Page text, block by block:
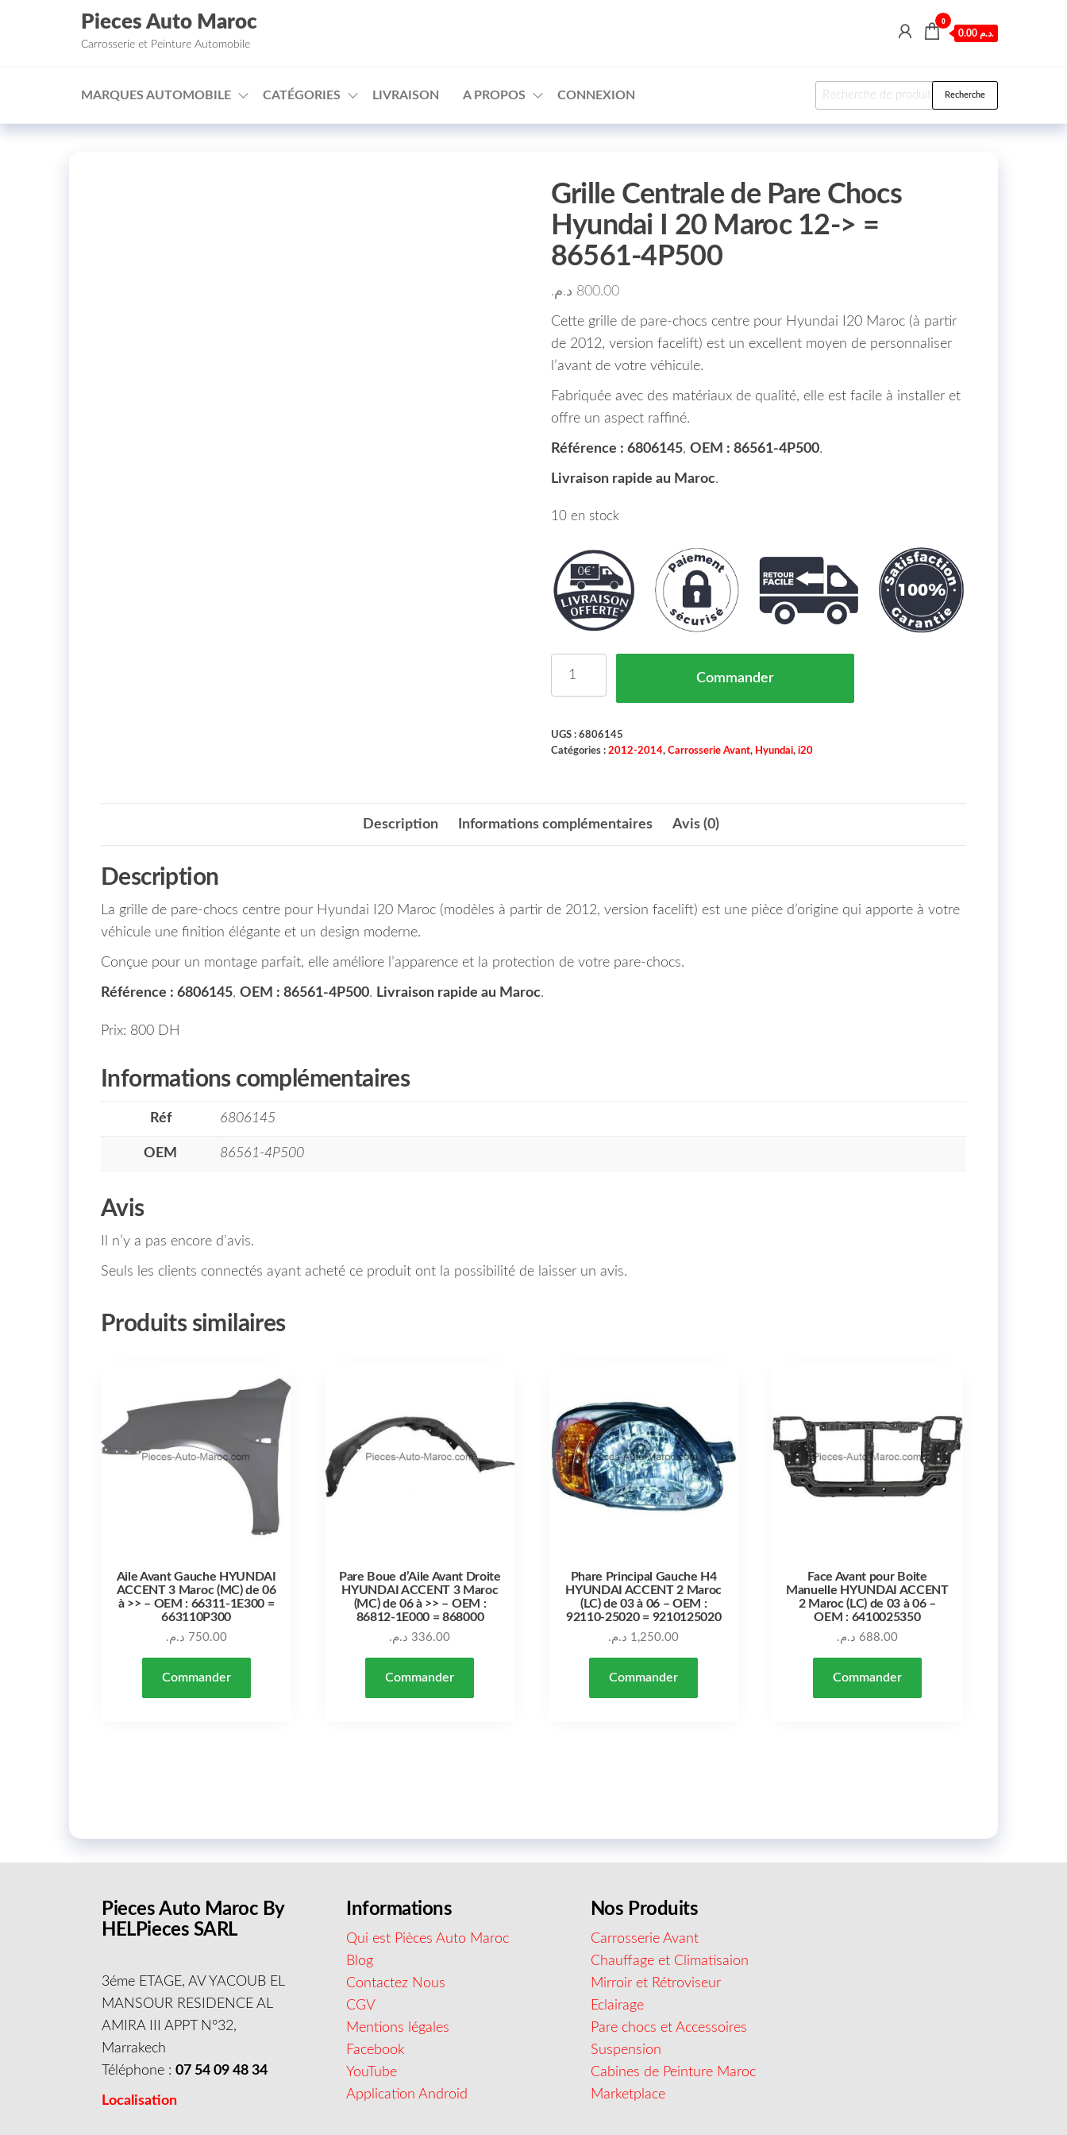
□
Aller au contenu
Pieces Auto Maroc
Carrosserie et Peinture Automobile
0
0.00 د.م.
MARQUES AUTOMOBILE CATÉGORIES LIVRAISON A PROPOS CONNEXION Recherche pour : Recherche
Grille Centrale de Pare Chocs
Hyundai I 20 Maroc 12-> =
86561-4P500
800.00 د.م.
Cette grille de pare-chocs centre pour Hyundai I20 Maroc (à partir
de 2012, version facelift) est un excellent moyen de personnaliser
l’avant de votre véhicule.
Fabriquée avec des matériaux de qualité, elle est facile à installer et
offre un aspect raffiné.
Référence : 6806145, OEM : 86561-4P500.
Livraison rapide au Maroc.
10 en stock
Commander
UGS : 6806145
Catégories : 2012-2014, Carrosserie Avant, Hyundai, i20
Description Informations complémentaires Avis (0)
Description
La grille de pare-chocs centre pour Hyundai I20 Maroc (modèles à partir de 2012, version facelift) est une pièce d’origine qui apporte à votre
véhicule une finition élégante et un design moderne.
Conçue pour un montage parfait, elle améliore l’apparence et la protection de votre pare-chocs.
Référence : 6806145, OEM : 86561-4P500. Livraison rapide au Maroc.
Prix: 800 DH
Informations complémentaires
Réf 6806145
OEM 86561-4P500
Avis
Il n’y a pas encore d’avis.
Seuls les clients connectés ayant acheté ce produit ont la possibilité de laisser un avis.
Produits similaires
Aile Avant Gauche HYUNDAI
ACCENT 3 Maroc (MC) de 06
à >> – OEM : 66311-1E300 =
663110P300
750.00 د.م.
Commander
Pare Boue d’Aile Avant Droite
HYUNDAI ACCENT 3 Maroc
(MC) de 06 à >> – OEM :
86812-1E000 = 868000
336.00 د.م.
Commander
Phare Principal Gauche H4
HYUNDAI ACCENT 2 Maroc
(LC) de 03 à 06 – OEM :
92110-25020 = 9210125020
1,250.00 د.م.
Commander
Face Avant pour Boite
Manuelle HYUNDAI ACCENT
2 Maroc (LC) de 03 à 06 –
OEM : 6410025350
688.00 د.م.
Commander
Pieces Auto Maroc By
HELPieces SARL
3éme ETAGE, AV YACOUB EL
MANSOUR RESIDENCE AL
AMIRA III APPT N°32,
Marrakech
Téléphone :07 54 09 48 34
Localisation
Informations
Qui est Pièces Auto Maroc
Blog
Contactez Nous
CGV
Mentions légales
Facebook
YouTube
Application Android
Nos Produits
Carrosserie Avant
Chauffage et Climatisaion
Mirroir et Rétroviseur
Eclairage
Pare chocs et Accessoires
Suspension
Cabines de Peinture Maroc
Marketplace